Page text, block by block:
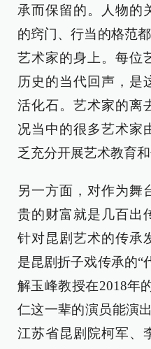
承而保留的。人物的
的窍门、行当的格范
艺术家的身上。每位
历史的当代回声，是
活化石。艺术家的离
况当中的很多艺术家
乏充分开展艺术教育和
另一方面，对作为舞
贵的财富就是几百出
针对昆剧艺术的传承
是昆剧折子戏传承的“
解玉峰教授在2018年
仁这一辈的演员能演
江苏省昆剧院柯军、